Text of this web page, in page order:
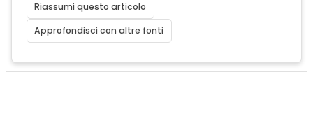
Riassumi questo articolo
Approfondisci con altre fonti